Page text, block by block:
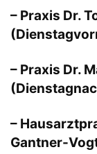
– Praxis Dr.
– Praxis Dr.
–
Gantner-